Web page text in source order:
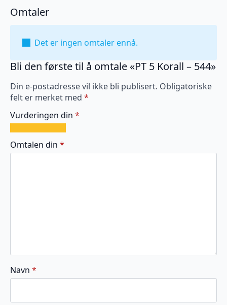
Omtaler
Det er ingen omtaler ennå.
Bli den første til å omtale «PT 5 Korall – 544»
Din e-postadresse vil ikke bli publisert. Obligatoriske
felt er merket med *
Vurderingen din *
av
5
av
5
av
5
av
5
av
5
Omtalen din *
Navn *